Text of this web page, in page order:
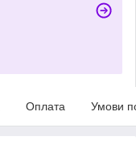
Оплата Умови